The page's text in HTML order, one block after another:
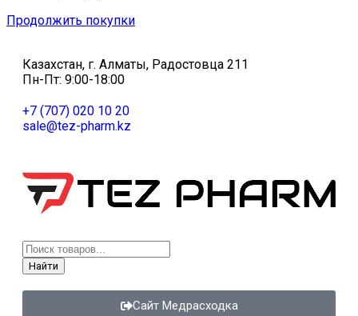
Продолжить покупки
Казахстан, г. Алматы, Радостовца 211
Пн-Пт: 9:00-18:00
+7 (707) 020 10 20
sale@tez-pharm.kz
Найти
Сайт Медрасходка